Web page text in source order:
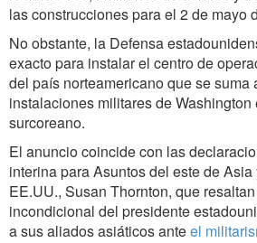
las construcciones para el 2 de mayo
No obstante, la Defensa
exacto para instalar el centro de
del país norteamericano que se suma
instalaciones militares de Washington
surcoreano.
El anuncio coincide con las
interina para Asuntos del este de
EE.UU., Susan Thornton, que
incondicional del presidente
a sus aliados asiáticos anteel